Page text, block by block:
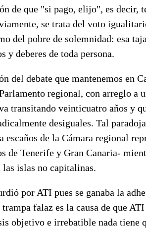
de que "si pago, elijo", es decir,
se trata del voto
del pobre de solemnidad: esa
y deberes de toda persona.
del debate que mantenemos en
regional, con arreglo a
transitando veinticuatro años y
desiguales. Tal
escaños de la Cámara regional
de Tenerife y Gran Canaria-
islas no capitalinas.
por ATI pues se ganaba la
falaz es la causa de que
objetivo e irrebatible nada tiene